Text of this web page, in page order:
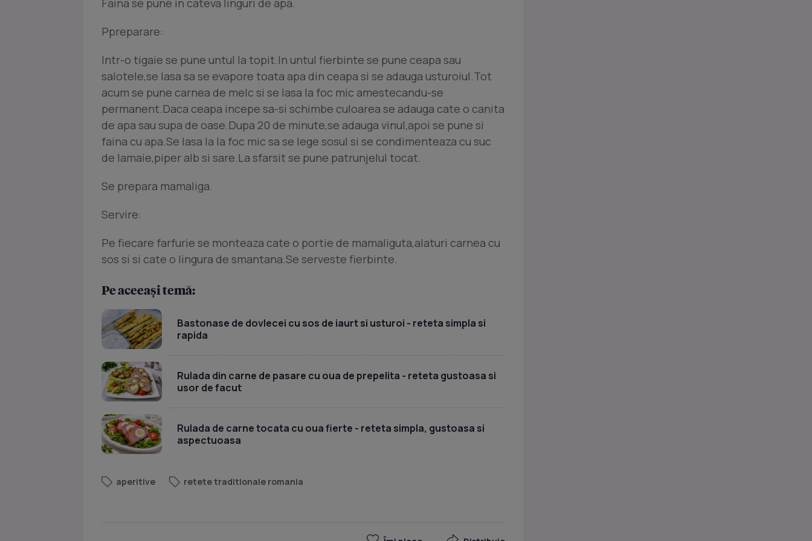
Faina se pune in cateva linguri de apa.
Ppreparare:
Intr-o tigaie se pune untul la topit.In untul fierbinte se pune ceapa sau
salotele,se lasa sa se evapore toata apa din ceapa si se adauga usturoiul.Tot
acum se pune carnea de melc si se lasa la foc mic amestecandu-se
permanent.Daca ceapa incepe sa-si schimbe culoarea se adauga cate o canita
de apa sau supa de oase.Dupa 20 de minute,se adauga vinul,apoi se pune si
faina cu apa.Se lasa la la foc mic sa se lege sosul si se condimenteaza cu suc
de lamaie,piper alb si sare.La sfarsit se pune patrunjelul tocat.
Se prepara mamaliga.
Servire:
Pe fiecare farfurie se monteaza cate o portie de mamaliguta,alaturi carnea cu
sos si si cate o lingura de smantana.Se serveste fierbinte.
Pe aceeași temă:
Bastonase de dovlecei cu sos de iaurt si usturoi - reteta simpla si
rapida
Rulada din carne de pasare cu oua de prepelita - reteta gustoasa si
usor de facut
Rulada de carne tocata cu oua fierte - reteta simpla, gustoasa si
aspectuoasa
aperitive retete traditionale romania